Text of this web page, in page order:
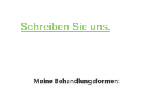
Schreiben Sie uns.